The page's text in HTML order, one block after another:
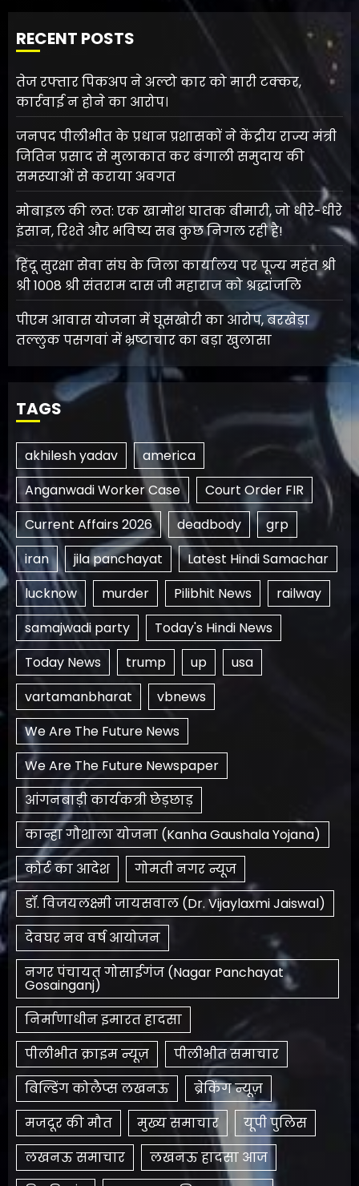
RECENT POSTS
तेज रफ्तार पिकअप ने अल्टो कार को मारी टक्कर,
कार्रवाई न होने का आरोप।
जनपद पीलीभीत के प्रधान प्रशासकों ने केंद्रीय राज्य मंत्री
जितिन प्रसाद से मुलाकात कर बंगाली समुदाय की
समस्याओं से कराया अवगत
मोबाइल की लत: एक खामोश घातक बीमारी, जो धीरे-धीरे
इंसान, रिश्ते और भविष्य सब कुछ निगल रही है!
हिंदू सुरक्षा सेवा संघ के जिला कार्यालय पर पूज्य महंत श्री
श्री 1008 श्री संतराम दास जी महाराज को श्रद्धांजलि
पीएम आवास योजना में घूसखोरी का आरोप, बरखेड़ा
तल्लुक पसगवां में भ्रष्टाचार का बड़ा खुलासा
TAGS
akhilesh yadav
america
Anganwadi Worker Case
Court Order FIR
Current Affairs 2026
deadbody
grp
iran
jila panchayat
Latest Hindi Samachar
lucknow
murder Pilibhit News
railway
samajwadi party
Today's Hindi News
Today News
trump up
usa
vartamanbharat
vbnews
We Are The Future News
We Are The Future Newspaper
आंगनबाड़ी कार्यकत्री छेड़छाड़
कान्हा गौशाला योजना (Kanha Gaushala Yojana)
कोर्ट का आदेश
गोमती नगर न्यूज
डॉ. विजयलक्ष्मी जायसवाल (Dr. Vijaylaxmi Jaiswal)
देवघर नव वर्ष आयोजन
नगर पंचायत गोसाईगंज (Nagar Panchayat
Gosainganj)
निर्माणाधीन इमारत हादसा
पीलीभीत क्राइम न्यूज़
पीलीभीत समाचार
बिल्डिंग कोलैप्स लखनऊ
ब्रेकिंग न्यूज़
मजदूर की मौत
मुख्य समाचार
यूपी पुलिस
लखनऊ समाचार
लखनऊ हादसा आज